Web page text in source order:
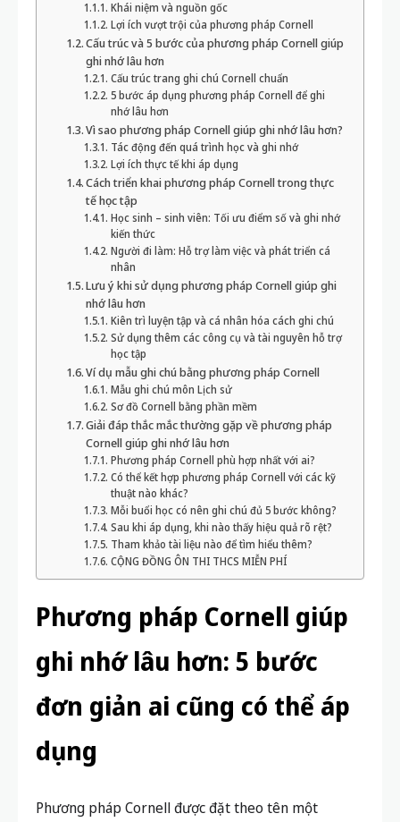
Khái niệm và nguồn gốc
Lợi ích vượt trội của phương pháp Cornell
Cấu trúc và 5 bước của phương pháp Cornell giúp
ghi nhớ lâu hơn
Cấu trúc trang ghi chú Cornell chuẩn
5 bước áp dụng phương pháp Cornell để ghi
nhớ lâu hơn
Vì sao phương pháp Cornell giúp ghi nhớ lâu hơn?
Tác động đến quá trình học và ghi nhớ
Lợi ích thực tế khi áp dụng
Cách triển khai phương pháp Cornell trong thực
tế học tập
Học sinh – sinh viên: Tối ưu điểm số và ghi nhớ
kiến thức
Người đi làm: Hỗ trợ làm việc và phát triển cá
nhân
Lưu ý khi sử dụng phương pháp Cornell giúp ghi
nhớ lâu hơn
Kiên trì luyện tập và cá nhân hóa cách ghi chú
Sử dụng thêm các công cụ và tài nguyên hỗ trợ
học tập
Ví dụ mẫu ghi chú bằng phương pháp Cornell
Mẫu ghi chú môn Lịch sử
Sơ đồ Cornell bằng phần mềm
Giải đáp thắc mắc thường gặp về phương pháp
Cornell giúp ghi nhớ lâu hơn
Phương pháp Cornell phù hợp nhất với ai?
Có thể kết hợp phương pháp Cornell với các kỹ
thuật nào khác?
Mỗi buổi học có nên ghi chú đủ 5 bước không?
Sau khi áp dụng, khi nào thấy hiệu quả rõ rệt?
Tham khảo tài liệu nào để tìm hiểu thêm?
CỘNG ĐỒNG ÔN THI THCS MIỄN PHÍ
Phương pháp Cornell giúp
ghi nhớ lâu hơn: 5 bước
đơn giản ai cũng có thể áp
dụng
Phương pháp Cornell được đặt theo tên một